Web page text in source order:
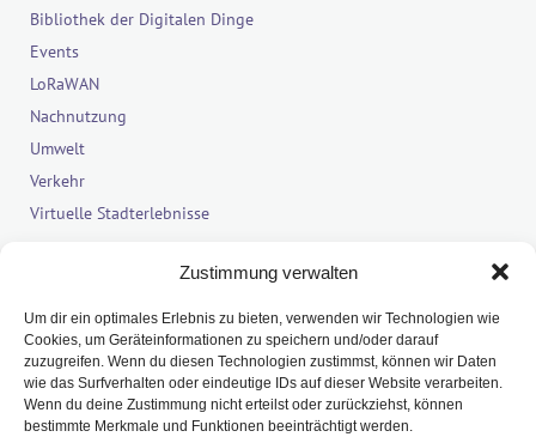
Zustimmung verwalten
Um dir ein optimales Erlebnis zu bieten, verwenden wir Technologien wie
Cookies, um Geräteinformationen zu speichern und/oder darauf
zuzugreifen. Wenn du diesen Technologien zustimmst, können wir Daten
wie das Surfverhalten oder eindeutige IDs auf dieser Website verarbeiten.
Wenn du deine Zustimmung nicht erteilst oder zurückziehst, können
bestimmte Merkmale und Funktionen beeinträchtigt werden.
Bibliothek der Digitalen Dinge
Events
LoRaWAN
Nachnutzung
Umwelt
Verkehr
Virtuelle Stadterlebnisse
Letzte Kommenarte
Es sind keine Kommentare vorhanden.